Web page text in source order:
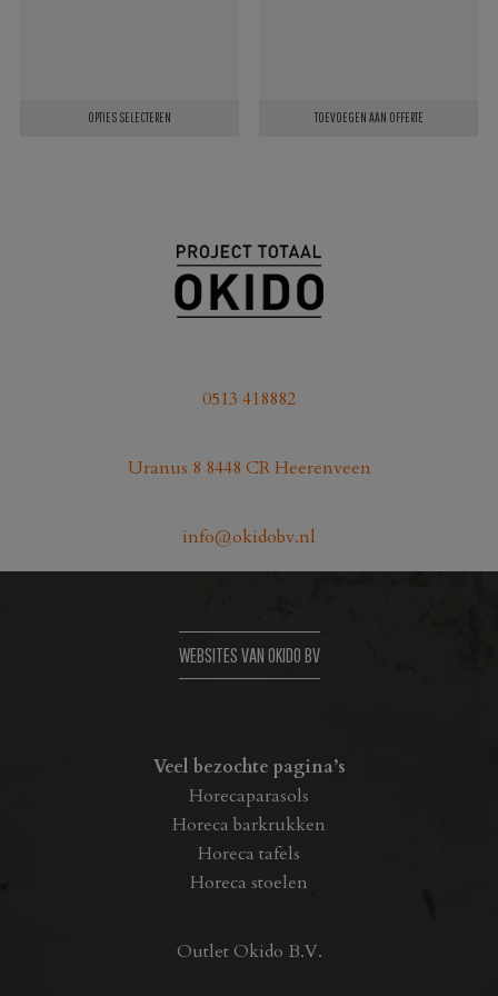
OPTIES SELECTEREN TOEVOEGEN AAN OFFERTE
0513 418882
Uranus 8 8448 CR Heerenveen
info@okidobv.nl
WEBSITES VAN OKIDO BV
Veel bezochte pagina’s
Horecaparasols
Horeca barkrukken
Horeca tafels
Horeca stoelen
Outlet Okido B.V.